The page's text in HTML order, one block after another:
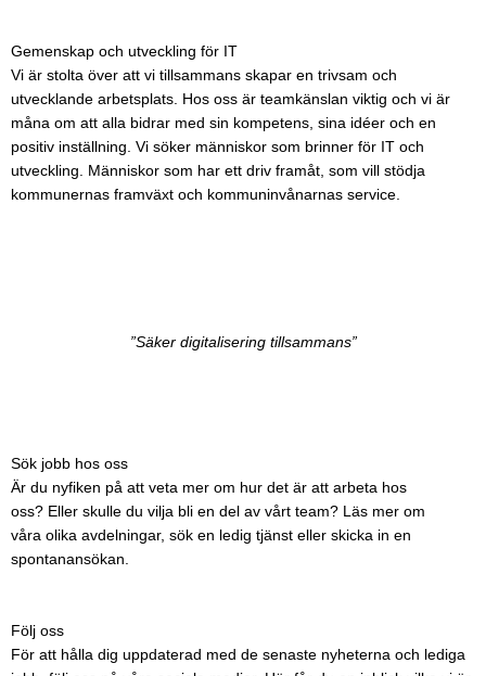
Gemenskap och utveckling för IT
Vi är stolta över att vi tillsammans skapar en trivsam och
utvecklande arbetsplats. Hos oss är teamkänslan viktig och vi är
måna om att alla bidrar med sin kompetens, sina idéer och en
positiv inställning. Vi söker människor som brinner för IT och
utveckling. Människor som har ett driv framåt, som vill stödja
kommunernas framväxt och kommuninvånarnas service.
”Säker digitalisering tillsammans”
Sök jobb hos oss
Är du nyfiken på att veta mer om hur det är att arbeta hos
oss? Eller skulle du vilja bli en del av vårt team? Läs mer om
våra olika avdelningar, sök en ledig tjänst eller skicka in en
spontanansökan.
Följ oss
För att hålla dig uppdaterad med de senaste nyheterna och lediga